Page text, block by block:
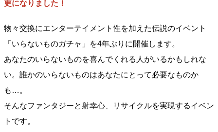
更になりました！
物々交換にエンターテイメント性を加えた伝説のイベント
「いらないものガチャ」を4年ぶりに開催します。
あなたのいらないものを喜んでくれる人がいるかもしれな
い。誰かのいらないものはあなたにとって必要なものか
も…。
そんなファンタジーと射幸心、リサイクルを実現するイベン
トです。